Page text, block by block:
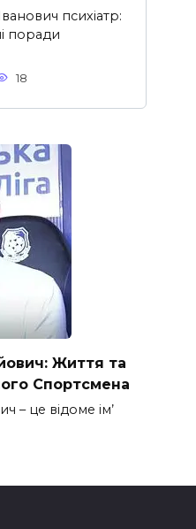
психіатр:
поради
18
Життя та
Спортсмена
– це відоме ім’